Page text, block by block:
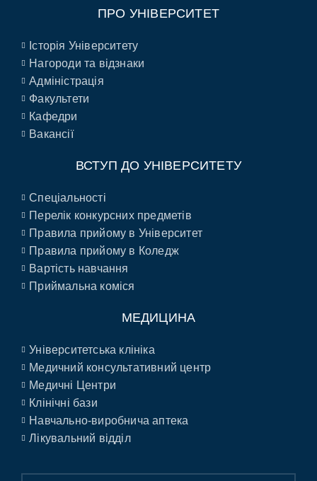
ПРО УНІВЕРСИТЕТ
Історія Університету
Нагороди та відзнаки
Адміністрація
Факультети
Кафедри
Вакансії
ВСТУП ДО УНІВЕРСИТЕТУ
Спеціальності
Перелік конкурсних предметів
Правила прийому в Університет
Правила прийому в Коледж
Вартість навчання
Приймальна коміся
МЕДИЦИНА
Університетська клініка
Медичний консультативний центр
Медичні Центри
Клінічні бази
Навчально-виробнича аптека
Лікувальний відділ